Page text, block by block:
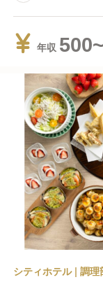
年収